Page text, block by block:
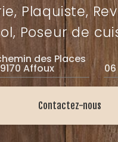
Plaquiste,
Poseur de
des Places
Affoux
Contactez-nous